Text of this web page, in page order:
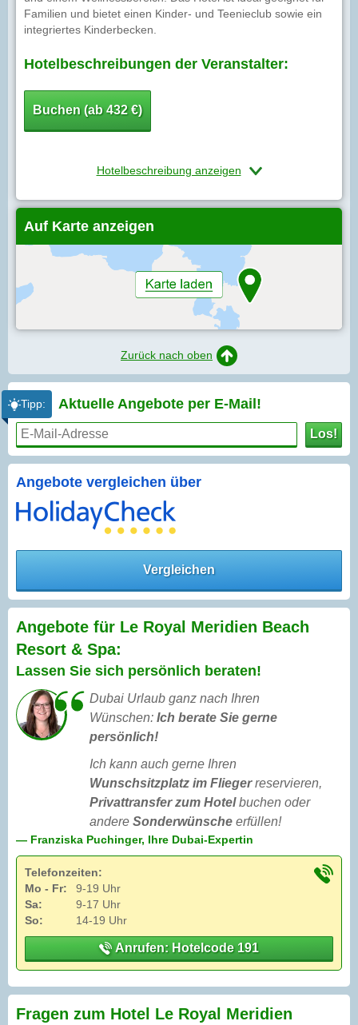
Familien und bietet einen Kinder- und Teenieclub sowie ein
integriertes Kinderbecken.
Hotelbeschreibungen der Veranstalter:
Buchen (ab 432 €)
Hotelbeschreibung anzeigen
Auf Karte anzeigen
Zurück nach oben
Tipp: Aktuelle Angebote per E-Mail!
Los!
Angebote vergleichen über
Vergleichen
Angebote für Le Royal Meridien Beach
Resort & Spa:
Lassen Sie sich persönlich beraten!
Dubai Urlaub ganz nach Ihren
Wünschen: Ich berate Sie gerne
persönlich!
Ich kann auch gerne Ihren
Wunschsitzplatz im Fliegerreservieren,
Privattransfer zum Hotelbuchen oder
andere Sonderwünsche erfüllen!
— Franziska Puchinger, Ihre Dubai-Expertin
Telefonzeiten:
Mo - Fr:
9-19 Uhr
Sa:
9-17 Uhr
So:
14-19 Uhr
Anrufen: Hotelcode 191
Fragen zum Hotel Le Royal Meridien